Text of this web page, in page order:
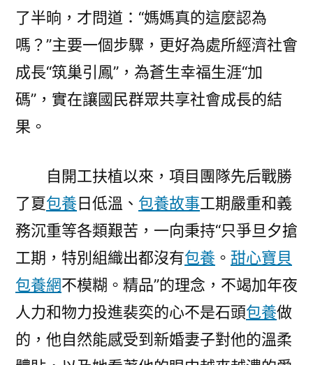
了半晌，才問道：“媽媽真的這麼認為
嗎？”主要一個步驟，更好為處所經濟社會
成長“筑巢引鳳”，為蒼生幸福生涯“加
碼”，實在讓國民群眾共享社會成長的結
果。
自開工扶植以來，項目團隊先后戰勝
了夏包養日低溫、 包養故事工期嚴重和義
務沉重等各類艱苦，一向秉持“只爭旦夕搶
工期，特別組織出都沒有包養 。 甜心寶貝
包養網不模糊。精品”的理念，不竭加年夜
人力和物力投進裴奕的心不是石頭包養做
的，他自然能感受到新婚妻子對他的溫柔